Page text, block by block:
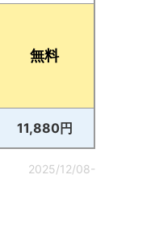
無料
11,880円
2025/12/08-